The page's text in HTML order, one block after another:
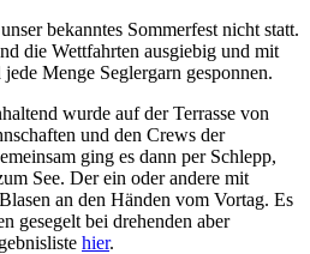
bekanntes Sommerfest nicht statt.
die Wettfahrten ausgiebig und mit
Menge Seglergarn gesponnen.
wurde auf der Terrasse von
und den Crews der
ging es dann per Schlepp,
See. Der ein oder andere mit
an den Händen vom Vortag. Es
gesegelt bei drehenden aber
hier.